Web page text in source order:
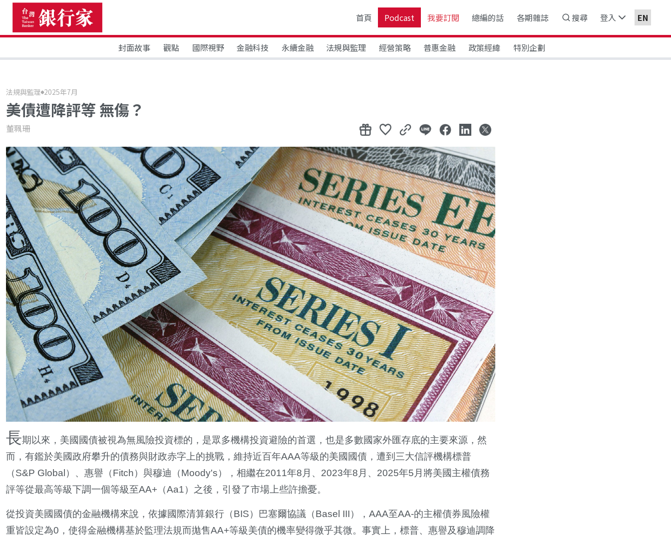
首頁 Podcast 我要訂閱 總編的話 各期雜誌 搜尋 登入 EN
封面故事 觀點 國際視野 金融科技 永續金融 法規與監理 經營策略 普惠金融 政策經緯 特別企劃
法規與監理 2025年7月
美債遭降評等 無傷？
董珮珊
長期以來，美國國債被視為無風險投資標的，是眾多機構投資避險的首選，也是多數國家外匯存底的主要來源，然
而，有鑑於美國政府攀升的債務與財政赤字上的挑戰，維持近百年AAA等級的美國國債，遭到三大信評機構標普
（S&P Global）、惠譽（Fitch）與穆迪（Moody's），相繼在2011年8月、2023年8月、2025年5月將美國主權債務
評等從最高等級下調一個等級至AA+（Aa1）之後，引發了市場上些許擔憂。
從投資美國國債的金融機構來說，依據國際清算銀行（BIS）巴塞爾協議（Basel III），AAA至AA-的主權債券風險權
重皆設定為0，使得金融機構基於監理法規而拋售AA+等級美債的機率變得微乎其微。事實上，標普、惠譽及穆迪調降